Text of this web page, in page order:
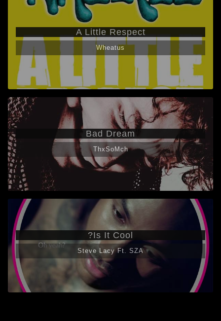
A Little Respect
Wheatus
Bad Dream
ThxSoMch
Is It Cool?
Steve Lacy Ft. SZA